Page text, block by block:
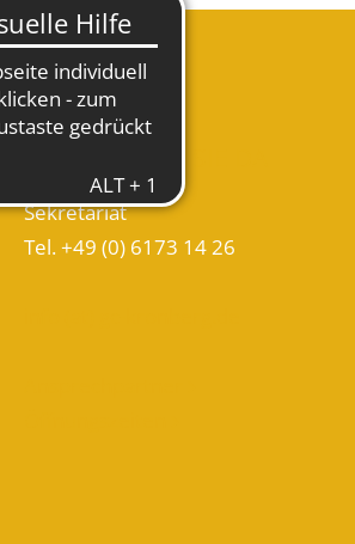
KONTAKT
Sekretariat
Tel. +49 (0) 6173 14 26